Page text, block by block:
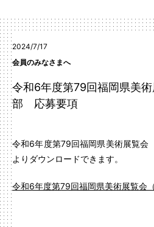
2024/7/17
会員のみなさまへ
令和6年度第79回福岡県美
部 応募要項
令和6年度第79回福岡県美術展覧
よりダウンロードできます。
令和6年度第79回福岡県美術展覧会